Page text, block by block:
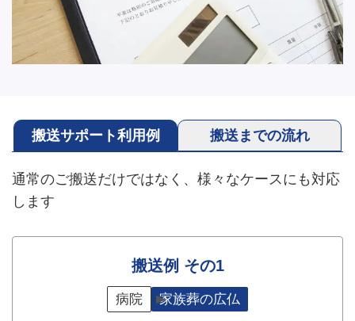
搬送サポート利用例 搬送までの流れ
通常のご搬送だけではなく、様々なケースにも対応
します
搬送例 その1
病院 家族葬の広仏